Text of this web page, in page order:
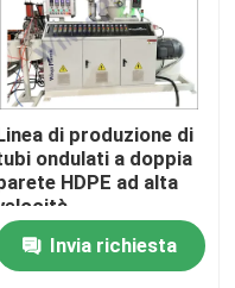
del tubo
del tubo
di produzione di
ondulati a doppia
HDPE ad alta
Invia richiesta